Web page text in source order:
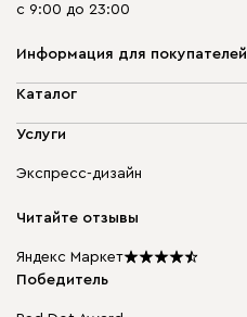
с 9:00 до 23:00
Информация для покупателей
О компании
Доставка и оплата
диван.клуб
Мы в прессе
Каталог
Мягкая мебель
Бескаркасная мебель
Столы и стулья
Услуги
Экспресс-дизайн
Читайте отзывы
Яндекс Маркет
Победитель